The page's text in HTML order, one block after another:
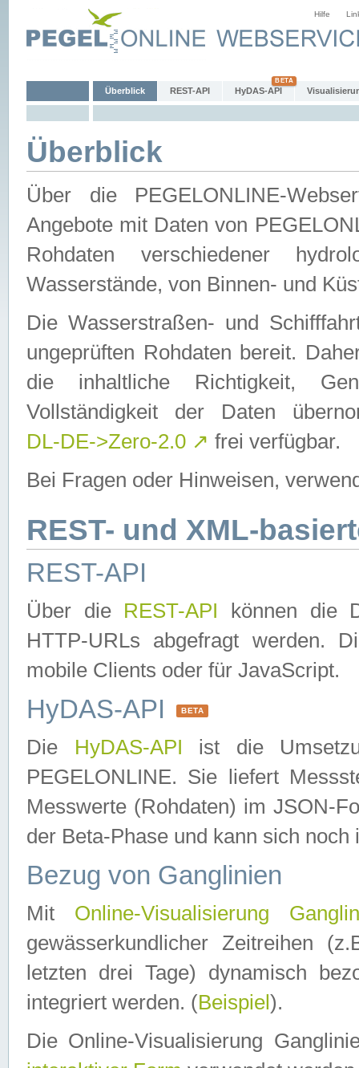
Hilfe
Überblick REST-API HyDAS-API
Überblick
Über die PEGELONLINE-
Angebote mit Daten von
Rohdaten verschiedener
Wasserstände, von Binnen- und
Die Wasserstraßen- und
ungeprüften Rohdaten bereit.
die inhaltliche Richtigkeit,
Vollständigkeit der Daten
DL-DE->Zero-2.0 ↗ frei verfügbar.
Bei Fragen oder Hinweisen,
REST- und XML-
REST-API
Über die REST-API können die
HTTP-URLs abgefragt werden.
mobile Clients oder für JavaScript.
HyDAS-API BETA
Die HyDAS-API ist die
PEGELONLINE. Sie liefert
Messwerte (Rohdaten) im JSON-
der Beta-Phase und kann sich noch
Bezug von Ganglinien
Mit Online-Visualisierung
gewässerkundlicher Zeitreihen
letzten drei Tage) dynamisch
integriert werden. (Beispiel ).
Die Online-Visualisierung